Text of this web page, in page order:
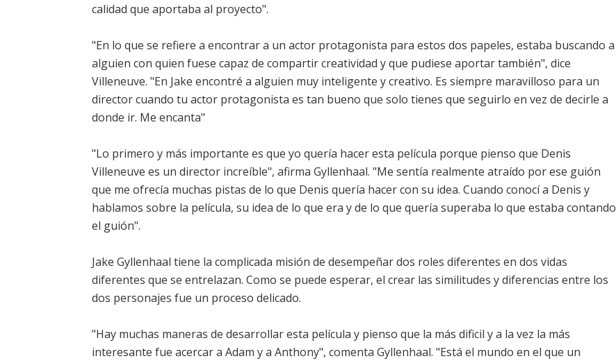
calidad que aportaba al proyecto".
"En lo que se refiere a encontrar a un actor protagonista para estos dos papeles, estaba buscando a
alguien con quien fuese capaz de compartir creatividad y que pudiese aportar también", dice
Villeneuve. "En Jake encontré a alguien muy inteligente y creativo. Es siempre maravilloso para un
director cuando tu actor protagonista es tan bueno que solo tienes que seguirlo en vez de decirle a
donde ir. Me encanta"
"Lo primero y más importante es que yo quería hacer esta película porque pienso que Denis
Villeneuve es un director increíble", afirma Gyllenhaal. "Me sentía realmente atraído por ese guión
que me ofrecía muchas pistas de lo que Denis quería hacer con su idea. Cuando conocí a Denis y
hablamos sobre la película, su idea de lo que era y de lo que quería superaba lo que estaba contando
el guión".
Jake Gyllenhaal tiene la complicada misión de desempeñar dos roles diferentes en dos vidas
diferentes que se entrelazan. Como se puede esperar, el crear las similitudes y diferencias entre los
dos personajes fue un proceso delicado.
"Hay muchas maneras de desarrollar esta película y pienso que la más dificil y a la vez la más
interesante fue acercar a Adam y a Anthony", comenta Gyllenhaal. "Está el mundo en el que un